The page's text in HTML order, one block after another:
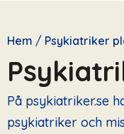
Hem / Psykiatriker
På psykiatriker.se
psykiatriker och